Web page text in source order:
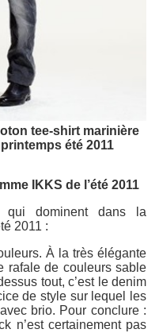
tee-shirt marinière
été 2011
IKKS de l’été 2011
qui dominent dans la
2011 :
À la très élégante
rafale de couleurs sable
tout, c’est le denim
de style sur lequel les
brio. Pour conclure :
n’est certainement pas